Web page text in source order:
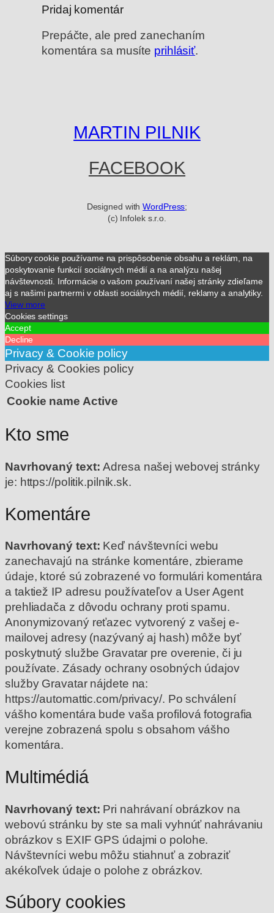
Pridaj komentár
Prepáčte, ale pred zanechaním
komentára sa musíte prihlásiť.
MARTIN PILNIK
FACEBOOK
Designed withWordPress;
(c) Infolek s.r.o.
Súbory cookie používame na prispôsobenie obsahu a reklám, na
poskytovanie funkcií sociálnych médií a na analýzu našej
návštevnosti. Informácie o vašom používaní našej stránky zdieľame
aj s našimi partnermi v oblasti sociálnych médií, reklamy a analytiky.
View more
Cookies settings
Accept
Decline
Privacy & Cookie policy
Privacy & Cookies policy
Cookies list
Cookie name Active
Kto sme
Navrhovaný text:Adresa našej webovej stránky
je: https://politik.pilnik.sk.
Komentáre
Navrhovaný text: Keď návštevníci webu
zanechavajú na stránke komentáre, zbierame
údaje, ktoré sú zobrazené vo formulári komentára
a taktiež IP adresu používateľov a User Agent
prehliadača z dôvodu ochrany proti spamu.
Anonymizovaný reťazec vytvorený z vašej e-
mailovej adresy (nazývaný aj hash) môže byť
poskytnutý službe Gravatar pre overenie, či ju
používate. Zásady ochrany osobných údajov
služby Gravatar nájdete na:
https://automattic.com/privacy/. Po schválení
vášho komentára bude vaša profilová fotografia
verejne zobrazená spolu s obsahom vášho
komentára.
Multimédiá
Navrhovaný text: Pri nahrávaní obrázkov na
webovú stránku by ste sa mali vyhnúť nahrávaniu
obrázkov s EXIF GPS údajmi o polohe.
Návštevníci webu môžu stiahnuť a zobraziť
akékoľvek údaje o polohe z obrázkov.
Súbory cookies